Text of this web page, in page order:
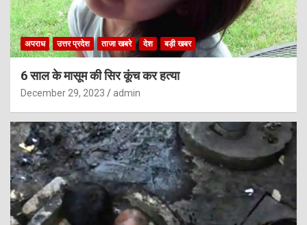
अपराध उत्तर प्रदेश ताजा खबरे देश बड़ी खबर
6 साल के मासूम की सिर कूंच कर हत्या
December 29, 2023 admin